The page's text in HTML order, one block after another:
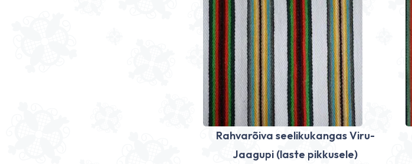
Rahvarõiva seelikukangas Viru-
Jaagupi (laste pikkusele)